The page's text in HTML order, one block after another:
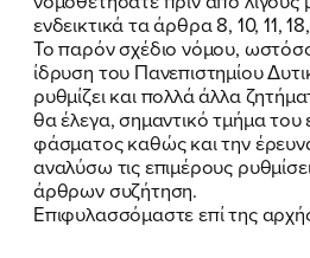
ενδεικτικά τα άρθρα 8, 10, 11,
Το παρόν σχέδιο νόμου,
ίδρυση του Πανεπιστημίου
ρυθμίζει και πολλά άλλα
θα έλεγα, σημαντικό τμήμα του
φάσματος καθώς και την
αναλύσω τις επιμέρους
άρθρων συζήτηση.
Επιφυλασσόμαστε επί της